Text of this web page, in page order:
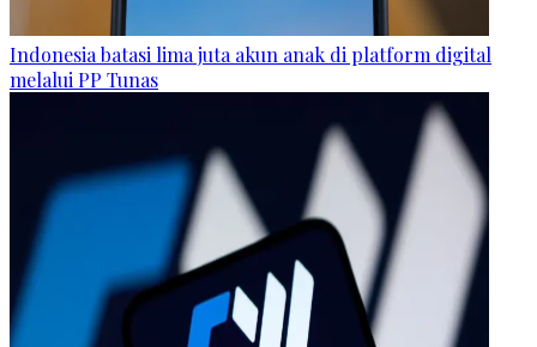
Indonesia batasi lima juta akun anak di platform digital
melalui PP Tunas